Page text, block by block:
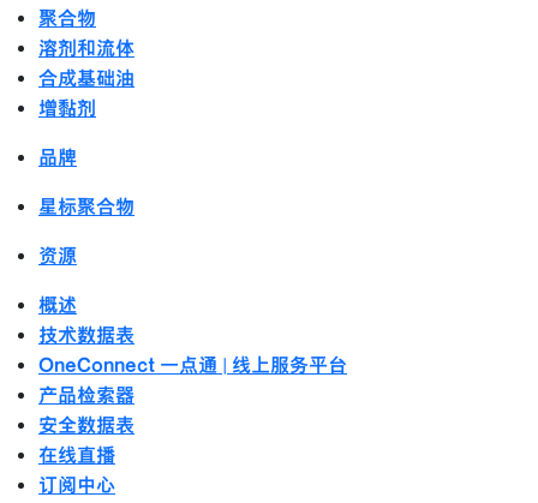
聚合物
溶剂和流体
合成基础油
增黏剂
品牌
星标聚合物
资源
概述
技术数据表
OneConnect 一点通 | 线上服务平台
产品检索器
安全数据表
在线直播
订阅中心